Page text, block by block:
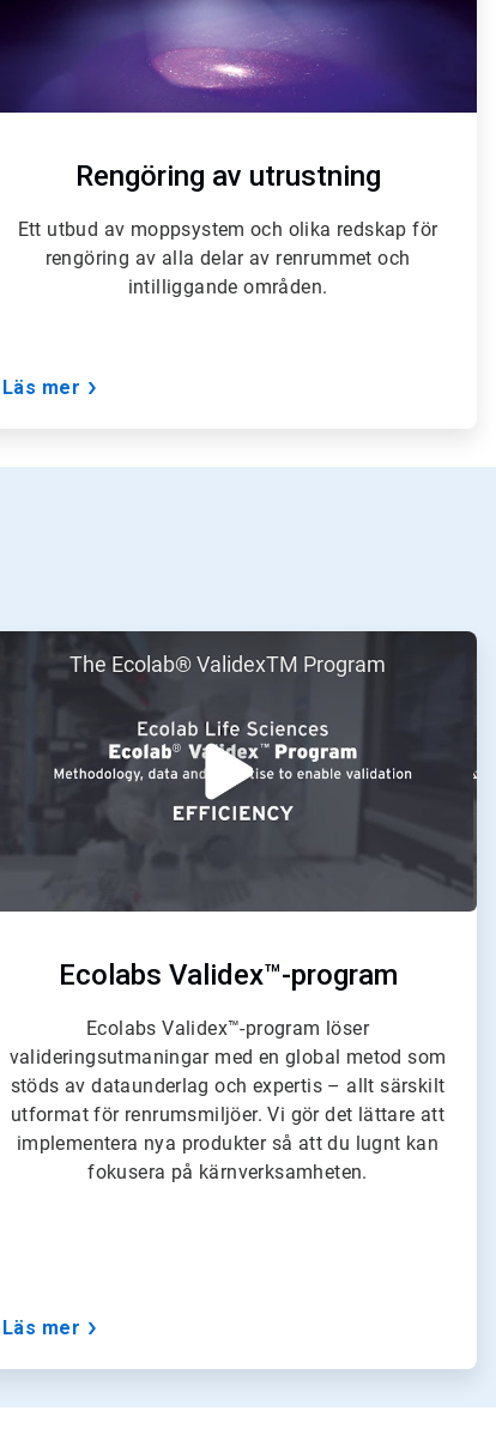
Rengöring av utrustning
Ett utbud av moppsystem och olika redskap för
rengöring av alla delar av renrummet och
intilliggande områden.
Läs mer
3
The Ecolab® ValidexTM Program
Ecolabs Validex™-program
Ecolabs Validex™-program löser
valideringsutmaningar med en global metod som
stöds av dataunderlag och expertis – allt särskilt
utformat för renrumsmiljöer. Vi gör det lättare att
implementera nya produkter så att du lugnt kan
fokusera på kärnverksamheten.
Läs mer